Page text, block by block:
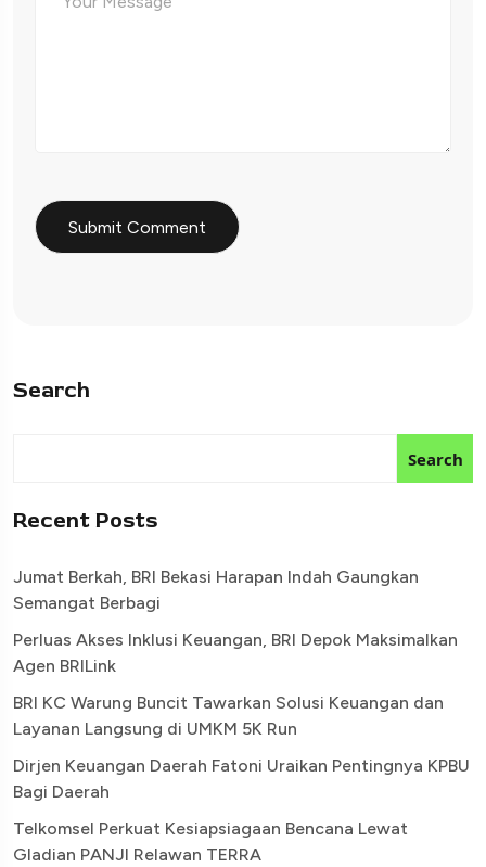
Search
Search
Recent Posts
Jumat Berkah, BRI Bekasi Harapan Indah Gaungkan
Semangat Berbagi
Perluas Akses Inklusi Keuangan, BRI Depok Maksimalkan
Agen BRILink
BRI KC Warung Buncit Tawarkan Solusi Keuangan dan
Layanan Langsung di UMKM 5K Run
Dirjen Keuangan Daerah Fatoni Uraikan Pentingnya KPBU
Bagi Daerah
Telkomsel Perkuat Kesiapsiagaan Bencana Lewat
Gladian PANJI Relawan TERRA